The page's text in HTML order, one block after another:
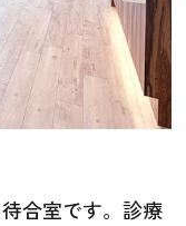
合室です。診療